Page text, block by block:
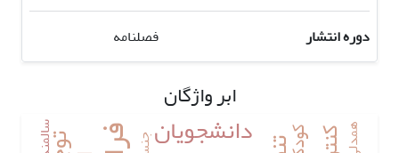
دوره انتشار
فصلنامه
ابر واژگان
دانشجویانجنس همدلی